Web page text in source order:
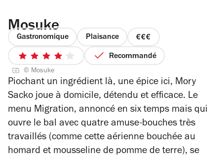
Mosuke
Gastronomique Plaisance
prix
3
4
4
sur
5
étoiles
Recommandé
© Mosuke
Piochant un ingrédient là, une épice ici, Mory
Sacko joue à domicile, détendu et efficace. Le
menu Migration, annoncé en six temps mais qui
ouvre le bal avec quatre amuse-bouches très
travaillés (comme cette aérienne bouchée au
homard et mousseline de pomme de terre), se